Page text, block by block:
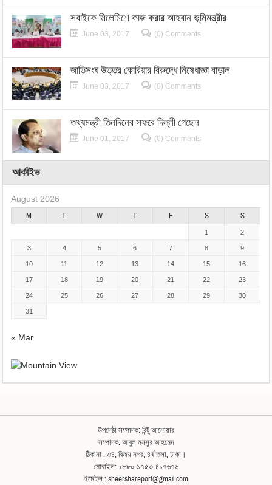
সবাইকে মিলেমিশে কাজ করার আহবান ভূমিমন্ত্রীর
June 03, 2017 (0) Comments
জাতিসংঘ উত্তর কোরিয়ার বিরুদ্ধে নিষেধাজ্ঞা বাড়াল
June 03, 2017 (0) Comments
তথ্যমন্ত্রী তিনদিনের সফরে দিল্লী গেছেন
June 01, 2017 (0) Comments
আর্কাইভ
August 2026
M
T W T F S S
1 2
3 4 5 6 7 8 9
10 11 12 13 14 15 16
17 18 19 20 21 22 23
24 25 26 27 28 29 30
31
« Mar
উপদেষ্ঠা সম্পাদক: রিন্টু আনোয়ার
সম্পাদক: আবুল মনসুর আহমেদ
ঠিকানা : ৩৪, বিজয় নগর, ৪র্থ তলা, ঢাকা।
মোবাইল: +৮৮০ ১৭৫৩-৪১৭৬৭৬
ইমেইল : sheershareport@gmail.com